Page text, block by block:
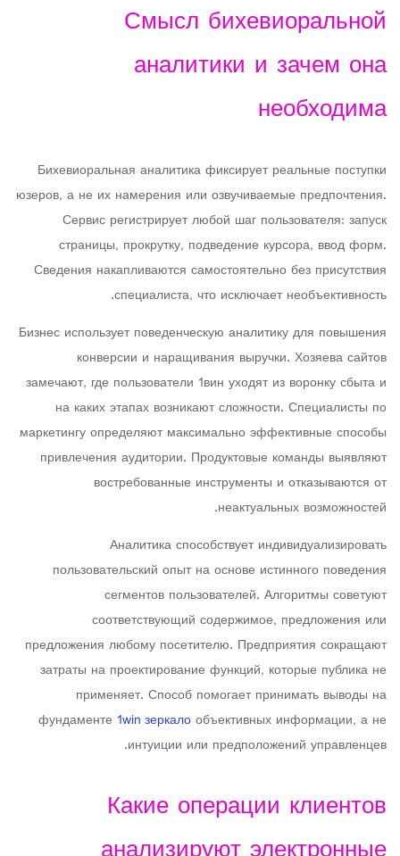
Смысл бихевиоральной
аналитики и зачем она
необходима
Бихевиоральная аналитика фиксирует реальные поступки
юзеров, а не их намерения или озвучиваемые предпочтения.
Сервис регистрирует любой шаг пользователя: запуск
страницы, прокрутку, подведение курсора, ввод форм.
Сведения накапливаются самостоятельно без присутствия
специалиста, что исключает необъективность.
Бизнес использует поведенческую аналитику для повышения
конверсии и наращивания выручки. Хозяева сайтов
замечают, где пользователи 1вин уходят из воронку сбыта и
на каких этапах возникают сложности. Специалисты по
маркетингу определяют максимально эффективные способы
привлечения аудитории. Продуктовые команды выявляют
востребованные инструменты и отказываются от
неактуальных возможностей.
Аналитика способствует индивидуализировать
пользовательский опыт на основе истинного поведения
сегментов пользователей. Алгоритмы советуют
соответствующий содержимое, предложения или
предложения любому посетителю. Предприятия сокращают
затраты на проектирование функций, которые публика не
применяет. Способ помогает принимать выводы на
фундаменте 1win зеркалообъективных информации, а не
интуиции или предположений управленцев.
Какие операции клиентов